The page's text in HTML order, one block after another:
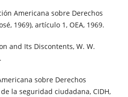
Americana sobre Derechos
1969), artículo 1, OEA, 1969.
and Its Discontents, W. W.
sobre Derechos
la seguridad ciudadana, CIDH,